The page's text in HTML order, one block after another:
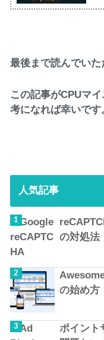
最後まで読んでいた
この記事がCPUマ
考になれば幸いです
人気記事
の対処法
の始め方
ポイント